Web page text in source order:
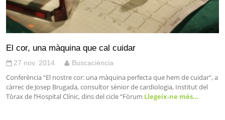
El cor, una màquina que cal cuidar
27 nov. 2014 Buscaciència
Conferència “El nostre cor: una màquina perfecta que hem de cuidar”, a
càrrec de Josep Brugada, consultor sènior de cardiologia, Institut del
Tòrax de l’Hospital Clínic, dins del cicle “Fòrum Llegeix-ne més…